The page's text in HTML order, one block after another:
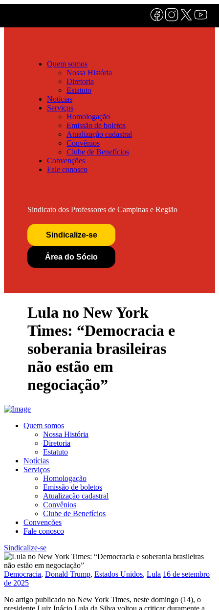
Quem somos
Nossa História
Diretoria
Estatuto
Notícias
Serviços
Homologação
Emissão de boletos
Atualização cadastral
Convênios
Clube de Benefícios
Convenções
Fale conosco
Sindicato dos Professores de Campinas e Região
Sindicalize-se
Área do Sócio
Lula no New York
Times: “Democracia e
soberania brasileiras
não estão em
negociação”
Quem somos
Nossa História
Diretoria
Estatuto
Notícias
Serviços
Homologação
Emissão de boletos
Atualização cadastral
Convênios
Clube de Benefícios
Convenções
Fale conosco
Sindicalize-se
Democracia, Donald Trump, Estados Unidos, Lula 16 de setembro
de 2025
No artigo publicado no New York Times, neste domingo (14), o
presidente Luiz Inácio Lula da Silva voltou a criticar duramente a